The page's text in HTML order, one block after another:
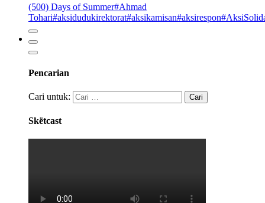
(500) Days of Summer#Ahmad
Tohari#aksidudukirektorat#aksikamisan#aksirespon
Pencarian
Cari untuk:
Skëtcast